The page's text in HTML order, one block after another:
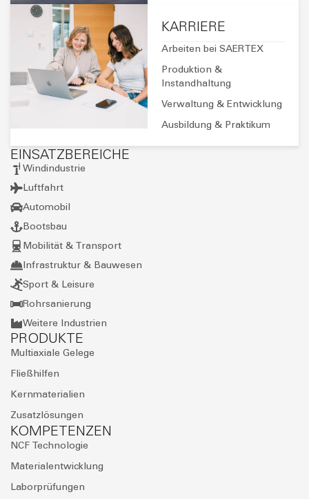
Steven Bakker
E-Mail senden
E-Mail senden
NEWSLETTER ABONNIEREN
Bleiben Sie auf dem Laufenden – mit aktuellen News,
spannenden Projekten und exklusiven Einblicken aus der Welt
von SAERTEX.
Im Anschluss erhalten Sie eine E-Mail, um Ihre Anmeldung zu bestätigen.
Weitere Informationen zur Datenverarbeitung finden Sie in unserer
Datenschutzerklärung